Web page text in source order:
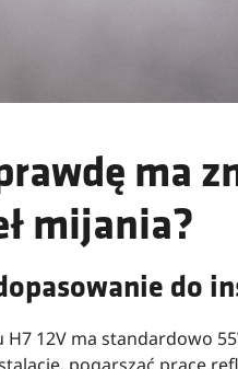
ma
mijania?
do
H7 12V ma standardowo